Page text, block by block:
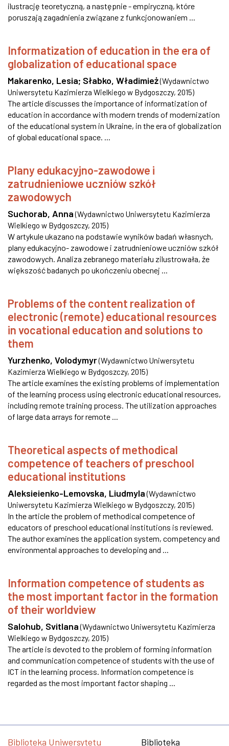
ilustrację teoretyczną, a następnie - empiryczną, które
poruszają zagadnienia związane z funkcjonowaniem ...
Informatization of education in the era of
globalization of educational space
Makarenko, Lesia; Słabko, Władimież(Wydawnictwo
Uniwersytetu Kazimierza Wielkiego w Bydgoszczy, 2015)
The article discusses the importance of informatization of
education in accordance with modern trends of modernization
of the educational system in Ukraine, in the era of globalization
of global educational space. ...
Plany edukacyjno-zawodowe i
zatrudnieniowe uczniów szkół
zawodowych
Suchorab, Anna (Wydawnictwo Uniwersytetu Kazimierza
Wielkiego w Bydgoszczy, 2015)
W artykule ukazano na podstawie wyników badań własnych,
plany edukacyjno- zawodowe i zatrudnieniowe uczniów szkół
zawodowych. Analiza zebranego materiału zilustrowała, że
większość badanych po ukończeniu obecnej ...
Problems of the content realization of
electronic (remote) educational resources
in vocational education and solutions to
them
Yurzhenko, Volodymyr(Wydawnictwo Uniwersytetu
Kazimierza Wielkiego w Bydgoszczy, 2015)
The article examines the existing problems of implementation
of the learning process using electronic educational resources,
including remote training process. The utilization approaches
of large data arrays for remote ...
Theoretical aspects of methodical
competence of teachers of preschool
educational institutions
Аleksieienko-Lemovska, Liudmyla (Wydawnictwo
Uniwersytetu Kazimierza Wielkiego w Bydgoszczy, 2015)
In the article the problem of methodical competence of
educators of preschool educational institutions is reviewed.
The author examines the application system, competency and
environmental approaches to developing and ...
Information competence of students as
the most important factor in the formation
of their worldview
Salohub, Svitlana (Wydawnictwo Uniwersytetu Kazimierza
Wielkiego w Bydgoszczy, 2015)
The article is devoted to the problem of forming information
and communication competence of students with the use of
ICT in the learning process. Information competence is
regarded as the most important factor shaping ...
Biblioteka Uniwersytetu Biblioteka